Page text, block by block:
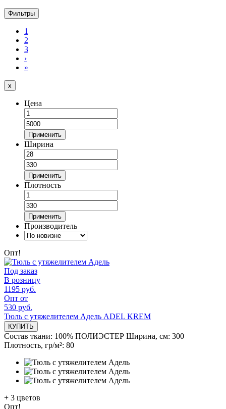
Фильтры
1
2
3
›
»
x
Цена
Применить
Ширина
Применить
Плотность
Применить
Производитель
Опт!
Под заказ
В розницу
1195 руб.
Опт от
530 руб.
Тюль с утяжелителем Адель ADEL KREM
КУПИТЬ
Состав ткани: 100% ПОЛИЭСТЕР Ширина, см: 300
Плотность, гр/м²: 80
+ 3 цветов
Опт!